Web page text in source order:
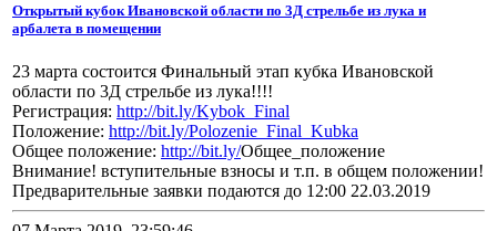
Открытый кубок Ивановской области по 3Д стрельбе из лука и
арбалета в помещении
23 марта состоится Финальный этап кубка Ивановской
области по 3Д стрельбе из лука!!!!
Регистрация: http://bit.ly/Kybok_Final
Положение: http://bit.ly/Polozenie_Final_Kubka
Общее положение: http://bit.ly/Общее_положение
Внимание! вступительные взносы и т.п. в общем положении!
Предварительные заявки подаются до 12:00 22.03.2019